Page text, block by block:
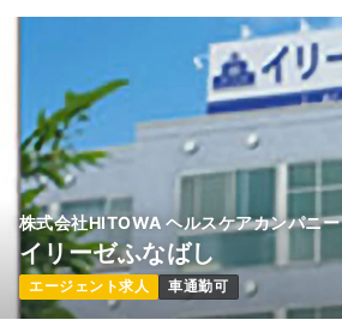
株式会社HITOWA ヘルスケアカンパニー
イリーゼふなばし
エージェント求人 車通勤可